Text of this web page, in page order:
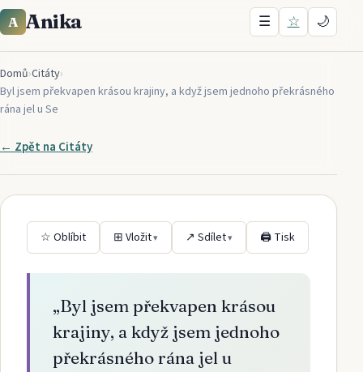
A Anika ☰ ☆ 🌙
Domů›Citáty›
Byl jsem překvapen krásou krajiny, a když jsem jednoho překrásného
rána jel u Se
← Zpět na Citáty
☆ Oblíbit ⊞ Vložit▾ ↗ Sdílet▾ 🖨 Tisk
„Byl jsem překvapen krásou
krajiny, a když jsem jednoho
překrásného rána jel u